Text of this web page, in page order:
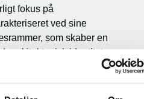
fokus på
ved sine
som skaber en
arkitektonisk identitet.
vifte af funktioner og er